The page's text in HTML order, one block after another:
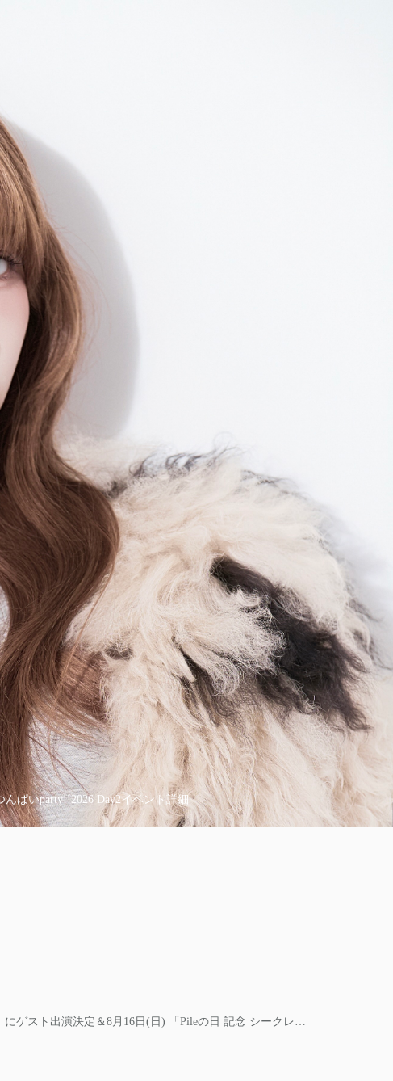
8月14日(金)・8月15日(土)に「GAF 展示会」にゲスト出演決定＆8月16日(日) 「Pileの日 記念 シークレットパーティー in 広州」開催決定!!